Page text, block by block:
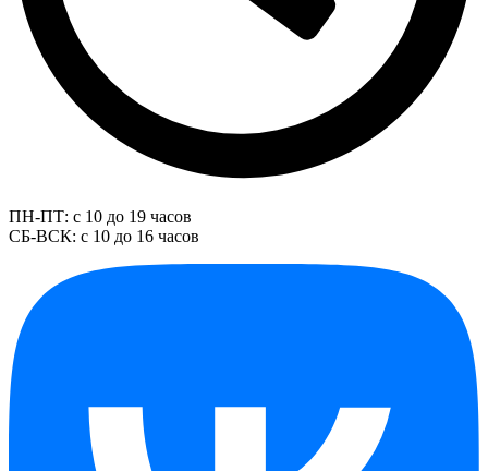
ПН-ПТ: с 10 до 19 часов
СБ-ВСК: с 10 до 16 часов